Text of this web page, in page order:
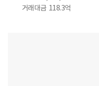
거래대금 118.3억